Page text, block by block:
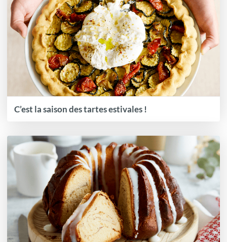
C’est la saison des tartes estivales !